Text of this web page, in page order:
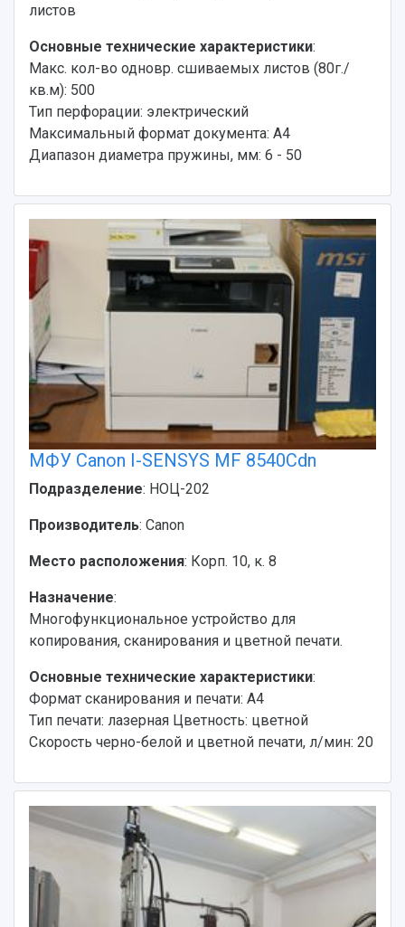
листов
Основные технические характеристики:
Макс. кол-во одновр. сшиваемых листов (80г./
кв.м): 500
Тип перфорации: электрический
Максимальный формат документа: А4
Диапазон диаметра пружины, мм: 6 - 50
МФУ Canon I-SENSYS MF 8540Cdn
Подразделение: НОЦ-202
Производитель: Canon
Место расположения: Корп. 10, к. 8
Назначение:
Многофункциональное устройство для
копирования, сканирования и цветной печати.
Основные технические характеристики:
Формат сканирования и печати: А4
Тип печати: лазерная Цветность: цветной
Скорость черно-белой и цветной печати, л/мин: 20